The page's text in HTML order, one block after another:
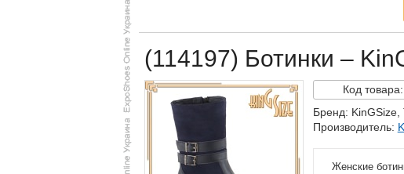
(114197) Ботинки –
Код
Бренд: KinGSize,
Производитель:
Женские